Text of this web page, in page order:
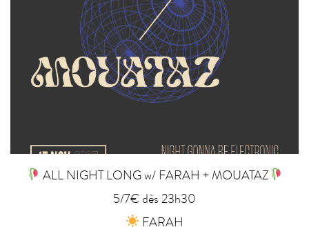
ALL NIGHT LONG w/ FARAH + MOUATAZ
5/7€ dès 23h30
FARAH